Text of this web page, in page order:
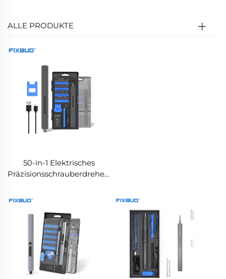
ALLE PRODUKTE
50-in-1 Elektrisches
Präzisionsschrauberdreher-
Drehmoment und LED-